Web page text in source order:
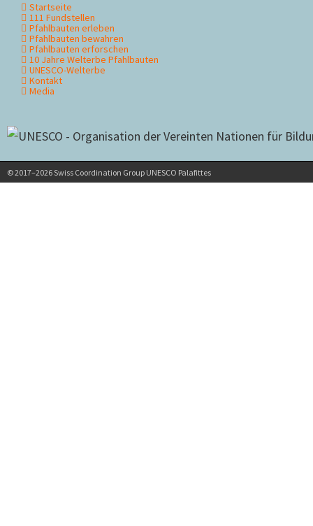
Navigation
überspringen
Startseite
111 Fundstellen
Pfahlbauten erleben
Pfahlbauten bewahren
Pfahlbauten erforschen
10 Jahre Welterbe Pfahlbauten
UNESCO-Welterbe
Kontakt
Media
© 2017–2026 Swiss Coordination Group UNESCO Palafittes